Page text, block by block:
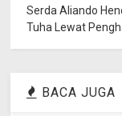
Serda Aliando
Tuha Lewat
BACA JUGA